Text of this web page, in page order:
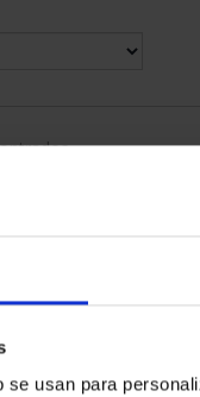
usan para